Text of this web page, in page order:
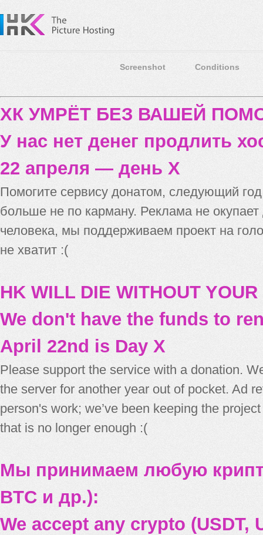
Screenshot Conditions
ХК УМРЁТ БЕЗ ВАШЕЙ
У нас нет денег продлить
22 апреля — день X
Помогите сервису донатом, следующий
больше не по карману. Реклама не
человека, мы поддерживаем проект на
не хватит :(
HK WILL DIE WITHOUT
We don't have the funds to
April 22nd is Day X
Please support the service with a donation.
the server for another year out of pocket. Ad
person's work; we’ve been keeping the
that is no longer enough :(
Мы принимаем любую
BTC и др.):
We accept any crypto (USDT,